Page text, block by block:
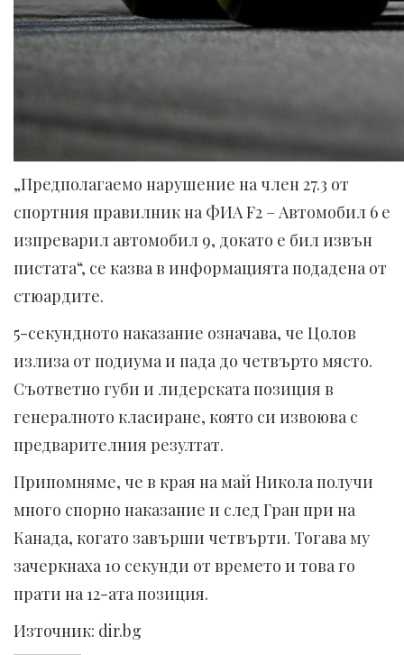
„Предполагаемо нарушение на член 27.3 от
спортния правилник на ФИА F2 – Автомобил 6 е
изпреварил автомобил 9, докато е бил извън
пистата“, се казва в информацията подадена от
стюардите.
5-секундното наказание означава, че Цолов
излиза от подиума и пада до четвърто място.
Съответно губи и лидерската позиция в
генералното класиране, която си извоюва с
предварителния резултат.
Припомняме, че в края на май Никола получи
много спорно наказание и след Гран при на
Канада, когато завърши четвърти. Тогава му
зачеркнаха 10 секунди от времето и това го
прати на 12-ата позиция.
Източник: dir.bg